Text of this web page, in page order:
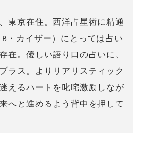
東京在住。西洋占星術に精通
B・カイザー）にとっては占い
在。優しい語り口の占いに、
ラス。よりリアリスティック
えるハートを叱咤激励しなが
へと進めるよう背中を押して